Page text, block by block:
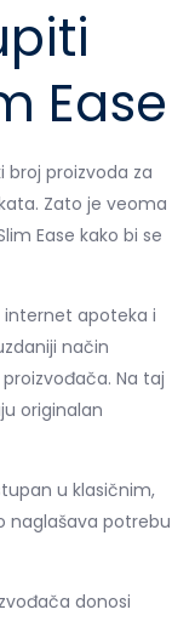
Ease
broj proizvoda za
Zato je veoma
Ease kako bi se
internet apoteka i
način
Na taj
originalan
u klasičnim,
naglašava potrebu
donosi